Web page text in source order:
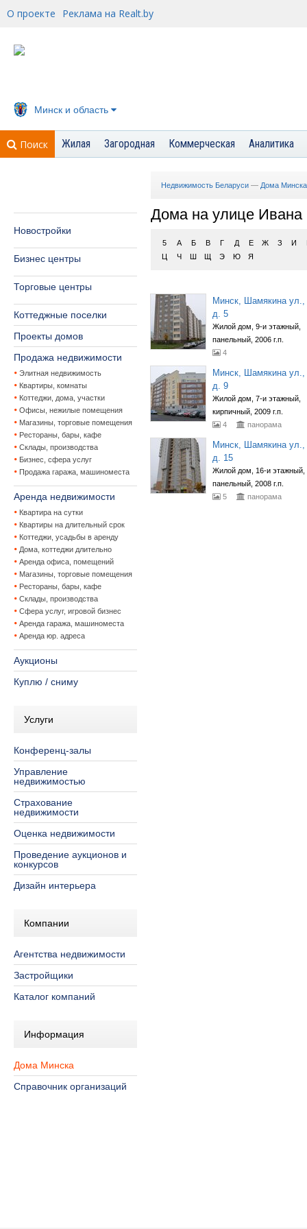
О проекте Реклама на Realt.by
Минск и область
Поиск Жилая Загородная Коммерческая Аналитика
Новостройки
Бизнес центры
Торговые центры
Коттеджные поселки
Проекты домов
Продажа недвижимости
Элитная недвижимость
Квартиры, комнаты
Коттеджи, дома, участки
Офисы, нежилые помещения
Магазины, торговые помещения
Рестораны, бары, кафе
Склады, производства
Бизнес, сфера услуг
Продажа гаража, машиноместа
Аренда недвижимости
Квартира на сутки
Квартиры на длительный срок
Коттеджи, усадьбы в аренду
Дома, коттеджи длительно
Аренда офиса, помещений
Магазины, торговые помещения
Рестораны, бары, кафе
Склады, производства
Сфера услуг, игровой бизнес
Аренда гаража, машиноместа
Аренда юр. адреса
Аукционы
Куплю / сниму
Услуги
Конференц-залы
Управление
недвижимостью
Страхование
недвижимости
Оценка недвижимости
Проведение аукционов и
конкурсов
Дизайн интерьера
Компании
Агентства недвижимости
Застройщики
Каталог компаний
Информация
Дома Минска
Справочник организаций
Недвижимость Беларуси — Дома Минска
Дома на улице
5 А Б В Г Д Е Ж З И
Ц
Ч Ш Щ Э Ю Я
Минск, Шамякина ул.,
д. 5
Жилой дом, 9-и этажный,
панельный, 2006 г.п.
4
Минск, Шамякина ул.,
д. 9
Жилой дом, 7-и этажный,
кирпичный, 2009 г.п.
4
панорама
Минск, Шамякина ул.,
д. 15
Жилой дом, 16-и этажный,
панельный, 2008 г.п.
5
панорама